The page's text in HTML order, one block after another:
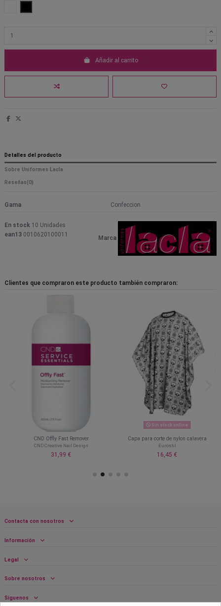
Añadir al carrito
Detalles del producto
Sobre Uniformes Lacla
Reseñas(0)
Gama Confeccion
Marca
En stock 10 Unidades
ean13 0010620100011
Clientes que compraron este producto también compraron:
CND Offly Fast Remover
CND Creative Nail Design
31,99 €
Sin stock online
Capa para corte de nylon calavera
Eurostil
16,45 €
Contacta con nosotros
Información
Legal
Sobre nosotros
Síguenos